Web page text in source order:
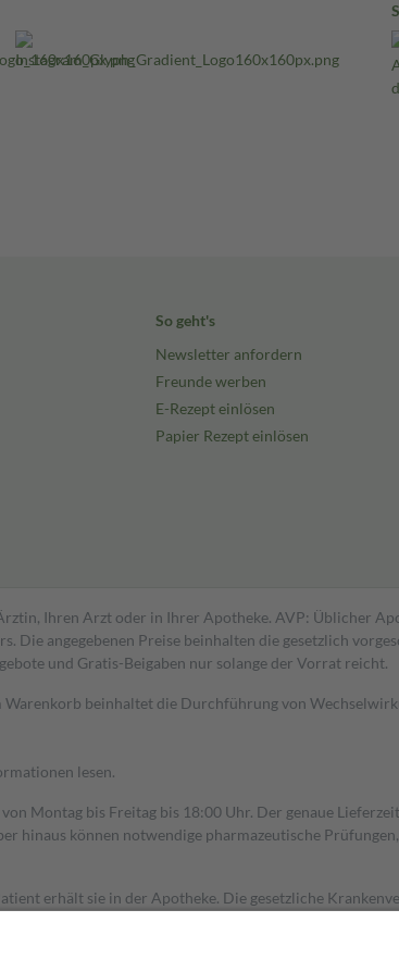
So geht's
Newsletter anfordern
Freunde werben
E-Rezept einlösen
Papier Rezept einlösen
Ihren Arzt oder in Ihrer Apotheke. AVP: Üblicher
angegebenen Preise beinhalten die gesetzlich
und Gratis-Beigaben nur solange der Vorrat reicht.
beinhaltet die Durchführung von
lesen.
Montag bis Freitag bis 18:00 Uhr. Der genaue
hinaus können notwendige pharmazeutische
erhält sie in der Apotheke. Die gesetzliche